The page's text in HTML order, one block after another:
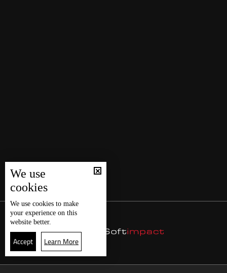
21
We use
cookies
We use cookies to make
your experience on this
website better.
Accept Learn More